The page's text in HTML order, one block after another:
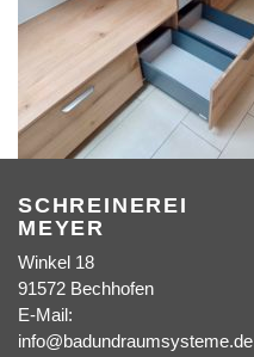
SCHREINEREI
MEYER
Winkel 18
91572 Bechhofen
E-Mail:
info@badundraumsysteme.de